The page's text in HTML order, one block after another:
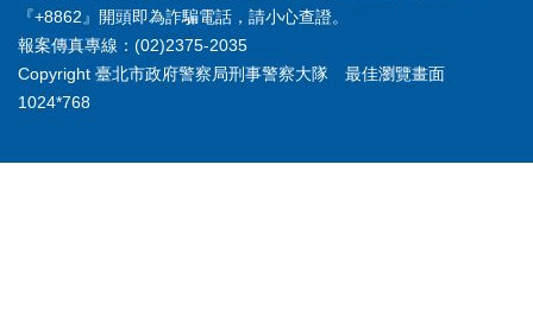
『+8862』開頭即為詐騙電話，請小心查證。
報案傳真專線：(02)2375-2035
Copyright 臺北市政府警察局刑事警察大隊 最佳瀏覽畫面
1024*768